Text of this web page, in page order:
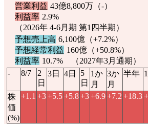
営業利益 43億8,800万（-）
利益率 2.9%
（2026年 4-6月期 第1四半期）
予想売上高 6,100億（+7.2%）
予想経常利益 160億（+50.8%）
利益率 10.7% （2027年3月通期）
-
8/7
2
日
3日 4日
5
日
1か
月
3か
月
半年
株
価
(%)
+1.1 +3+5.5+5.8+3+6.9+7.2 +18.3